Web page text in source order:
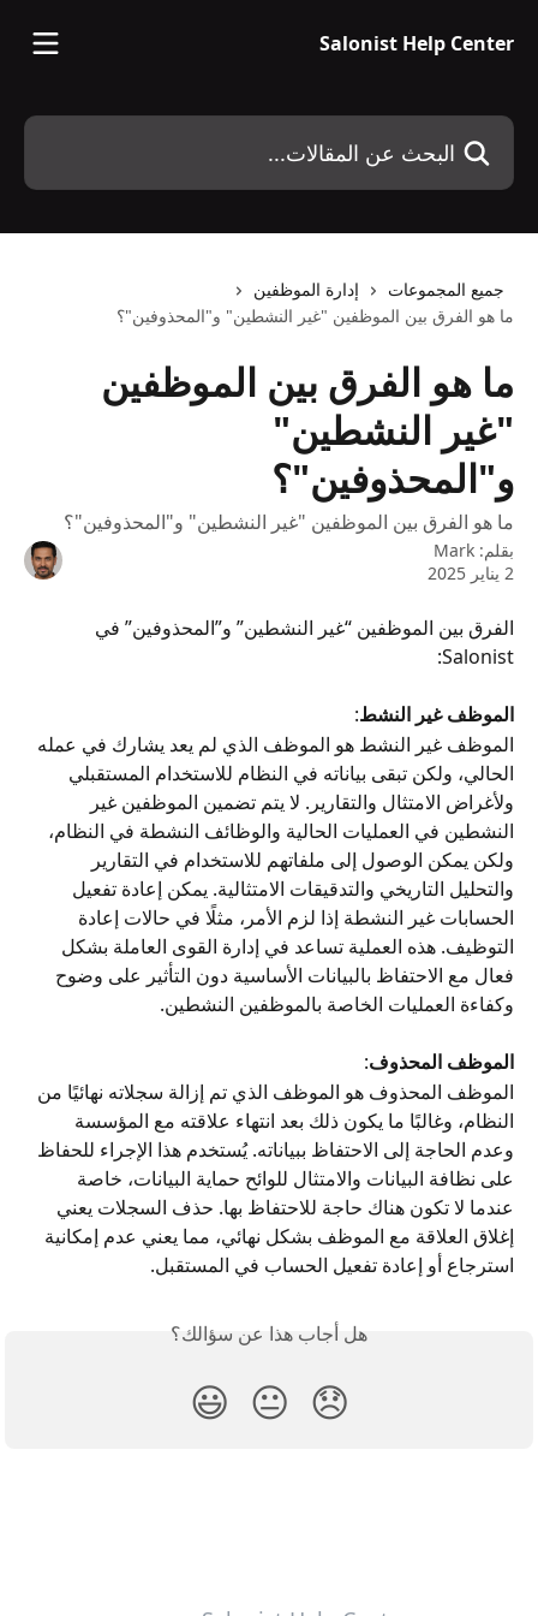
Salonist Help Center
البحث عن المقالات...
جميع المجموعات
إدارة الموظفين
ما هو الفرق بين الموظفين "غير النشطين" و"المحذوفين"؟
ما هو الفرق بين الموظفين
"غير النشطين"
و"المحذوفين"؟
ما هو الفرق بين الموظفين "غير النشطين" و"المحذوفين"؟
بقلم: Mark
2 يناير 2025
الفرق بين الموظفين “غير النشطين” و”المحذوفين” في
Salonist:
الموظف غير النشط:
الموظف غير النشط هو الموظف الذي لم يعد يشارك في عمله
الحالي، ولكن تبقى بياناته في النظام للاستخدام المستقبلي
ولأغراض الامتثال والتقارير. لا يتم تضمين الموظفين غير
النشطين في العمليات الحالية والوظائف النشطة في النظام،
ولكن يمكن الوصول إلى ملفاتهم للاستخدام في التقارير
والتحليل التاريخي والتدقيقات الامتثالية. يمكن إعادة تفعيل
الحسابات غير النشطة إذا لزم الأمر، مثلًا في حالات إعادة
التوظيف. هذه العملية تساعد في إدارة القوى العاملة بشكل
فعال مع الاحتفاظ بالبيانات الأساسية دون التأثير على وضوح
وكفاءة العمليات الخاصة بالموظفين النشطين.
الموظف المحذوف:
الموظف المحذوف هو الموظف الذي تم إزالة سجلاته نهائيًا من
النظام، وغالبًا ما يكون ذلك بعد انتهاء علاقته مع المؤسسة
وعدم الحاجة إلى الاحتفاظ ببياناته. يُستخدم هذا الإجراء للحفاظ
على نظافة البيانات والامتثال للوائح حماية البيانات، خاصة
عندما لا تكون هناك حاجة للاحتفاظ بها. حذف السجلات يعني
إغلاق العلاقة مع الموظف بشكل نهائي، مما يعني عدم إمكانية
استرجاع أو إعادة تفعيل الحساب في المستقبل.
هل أجاب هذا عن سؤالك؟
😞
😐
😃